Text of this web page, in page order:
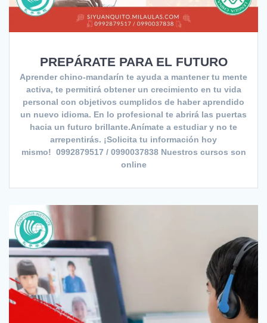
PREPÁRATE PARA EL FUTURO
Aprender chino-mandarín te ayuda a mantener tu mente
activa, te permitirá obtener un crecimiento en tu vida
personal con objetivos cumplidos de haber aprendido
un nuevo idioma. En lo profesional te abrirá las puertas
hacia un futuro brillante.Anímate a estudiar y no te
arrepentirás. ¡Solicita tu información hoy
mismo! 0992879517 / 0990037838 Nuestros cursos son
online